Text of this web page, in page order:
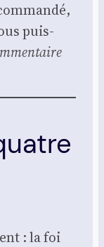
puis­
: la foi